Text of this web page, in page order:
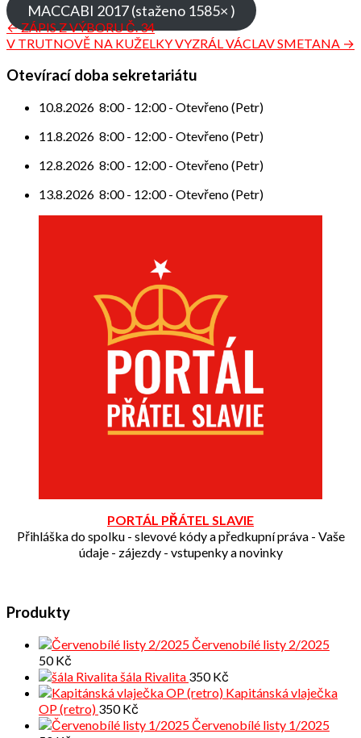
MACCABI 2017 (staženo 1585× )
Navigace
pro
příspěvek
← ZÁPIS Z VÝBORU Č. 34
V TRUTNOVĚ NA KUŽELKY VYZRÁL VÁCLAV SMETANA →
Otevírací doba sekretariátu
10.8.2026 8:00- 12:00- Otevřeno (Petr)
11.8.2026 8:00- 12:00- Otevřeno (Petr)
12.8.2026 8:00- 12:00- Otevřeno (Petr)
13.8.2026 8:00- 12:00- Otevřeno (Petr)
PORTÁL PŘÁTEL SLAVIE
Přihláška do spolku - slevové kódy a předkupní práva - Vaše
údaje - zájezdy - vstupenky a novinky
Produkty
Červenobílé listy 2/2025
50Kč
šála Rivalita 350Kč
Kapitánská vlaječka
OP (retro) 350Kč
Červenobílé listy 1/2025